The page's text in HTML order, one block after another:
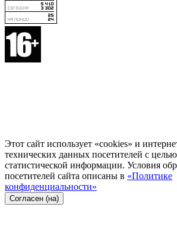
Этот сайт использует «cookies» и
технических данных посетителей с
статистической информации. Условия
посетителей сайта описаны в «Политике
конфиденциальности»
Согласен (на)